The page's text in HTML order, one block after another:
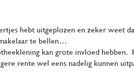
hebt uitgeplozen en zeker weet
te bellen…
kan grote invloed hebben.
rente wel eens nadelig kunnen